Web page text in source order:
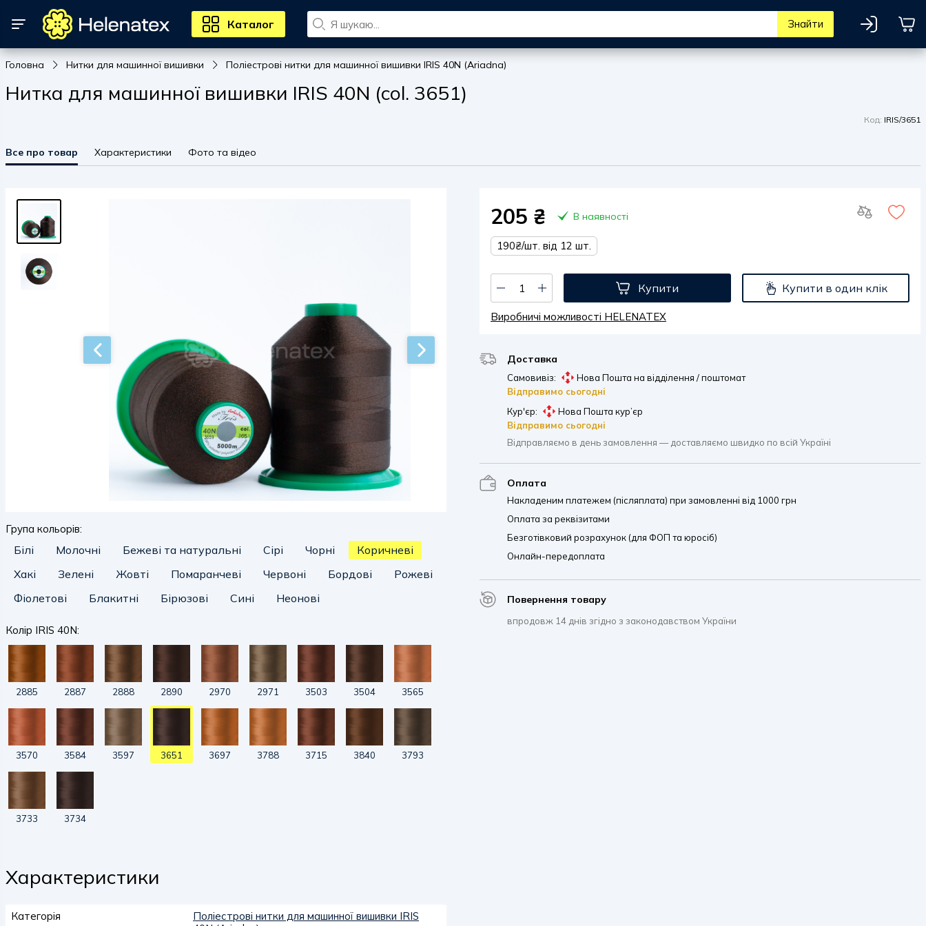
Каталог Знайти
Головна Нитки для машинної вишивки Поліестрові нитки для машинної вишивки IRIS 40N (Ariadna)
Нитка для машинної вишивки IRIS 40N (col. 3651)
Код: IRIS/3651
Все про товар Характеристики Фото та відео
Група кольорів:
Білі Молочні Бежеві та натуральні Сірі Чорні
Коричневі
Хакі
Зелені Жовті Помаранчеві Червоні Бордові
Рожеві
Фіолетові
Блакитні Бірюзові Сині Неонові
Колір IRIS 40N:
2885 2887 2888 2890 2970 2971 3503 3504 3565
3570 3584 3597 3651 3697 3788 3715 3840 3793
3733 3734
205 ₴ В наявності
190₴/шт. від 12 шт.
Купити Купити в один клік
Виробничі можливості HELENATEX
Доставка
Самовивіз:
Нова Пошта на відділення / поштомат
Відправимо сьогодні
Кур'єр:
Нова Пошта кур’єр
Відправимо сьогодні
Відправляємо в день замовлення — доставляємо швидко по всій Україні
Оплата
Накладеним платежем (післяплата) при замовленні від 1000 грн
Оплата за реквізитами
Безготівковий розрахунок (для ФОП та юросіб)
Онлайн-передоплата
Повернення товару
впродовж 14 днів згідно з законодавством України
Характеристики
Категорія
Поліестрові нитки для машинної вишивки IRIS